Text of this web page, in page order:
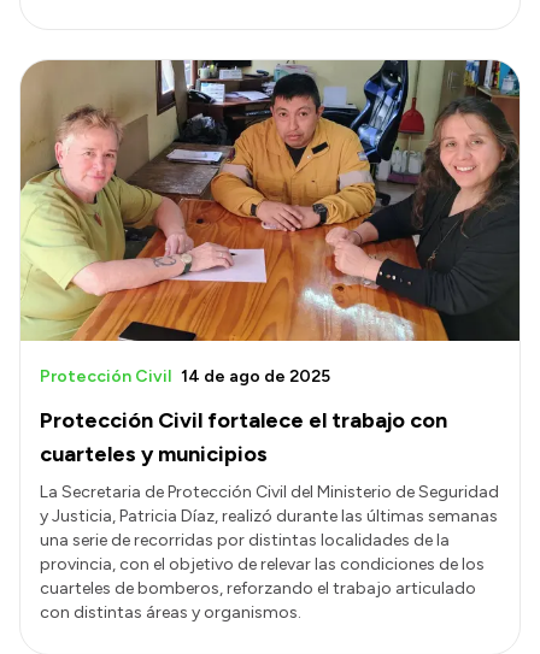
Protección Civil fortalece el trabajo con
cuarteles y municipios
Protección Civil 14 de ago de 2025
La Secretaria de Protección Civil del Ministerio de Seguridad
y Justicia, Patricia Díaz, realizó durante las últimas semanas
una serie de recorridas por distintas localidades de la
provincia, con el objetivo de relevar las condiciones de los
cuarteles de bomberos, reforzando el trabajo articulado
con distintas áreas y organismos.